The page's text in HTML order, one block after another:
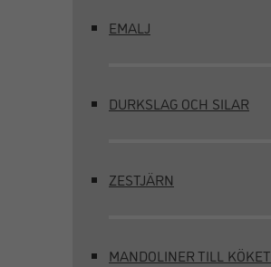
EMALJ
DURKSLAG OCH SILAR
ZESTJÄRN
MANDOLINER TILL KÖKET